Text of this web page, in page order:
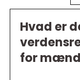
Hvad er
for